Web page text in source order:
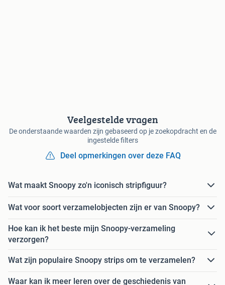
Veelgestelde vragen
De onderstaande waarden zijn gebaseerd op je zoekopdracht en de
ingestelde filters
Deel opmerkingen over deze FAQ
Wat maakt Snoopy zo'n iconisch stripfiguur?
Wat voor soort verzamelobjecten zijn er van Snoopy?
Hoe kan ik het beste mijn Snoopy-verzameling
verzorgen?
Wat zijn populaire Snoopy strips om te verzamelen?
Waar kan ik meer leren over de geschiedenis van